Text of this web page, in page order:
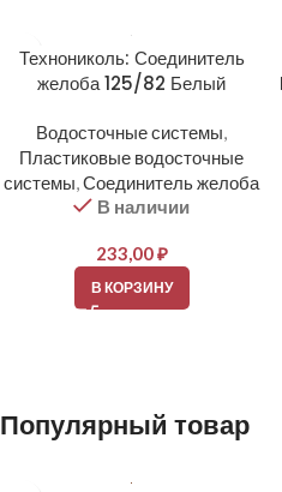
Технониколь: Соединитель
желоба 125/82 Белый
Водосточные системы,
Пластиковые водосточные
системы,Соединитель желоба
В наличии
233,00₽
В КОРЗИНУ
Популярный товар